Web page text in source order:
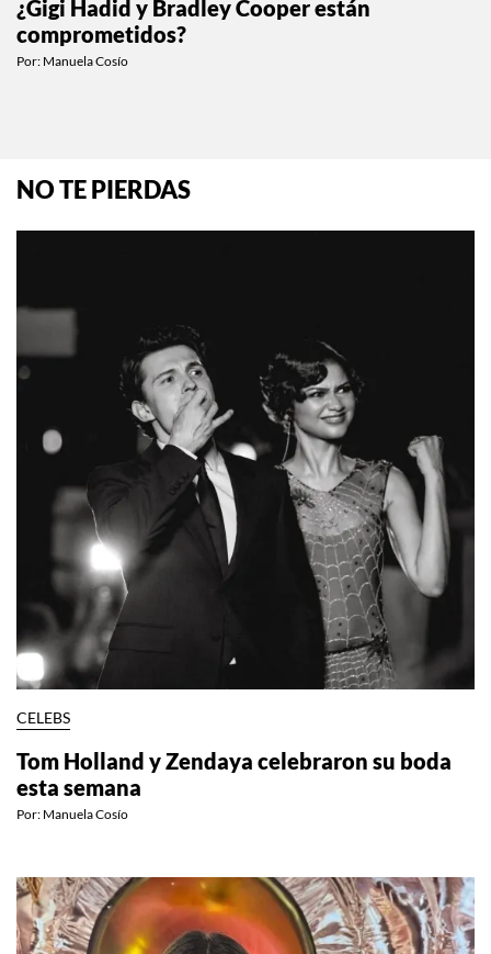
¿Gigi Hadid y Bradley Cooper están
comprometidos?
Por: Manuela Cosío
NO TE PIERDAS
CELEBS
Tom Holland y Zendaya celebraron su boda
esta semana
Por: Manuela Cosío